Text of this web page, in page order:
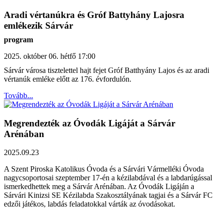
Aradi vértanúkra és Gróf Battyhány Lajosra
emlékezik Sárvár
program
2025. október 06. hétfő 17:00
Sárvár városa tisztelettel hajt fejet Gróf Batthyány Lajos és az aradi
vértanúk emléke előtt az 176. évfordulón.
Tovább...
Megrendezték az Óvodák Ligáját a Sárvár
Arénában
2025.09.23
A Szent Piroska Katolikus Óvoda és a Sárvári Vármelléki Óvoda
nagycsoportosai szeptember 17-én a kézilabdával és a labdarúgással
ismerkedhettek meg a Sárvár Arénában. Az Óvodák Ligáján a
Sárvári Kinizsi SE Kézilabda Szakosztályának tagjai és a Sárvár FC
edzői játékos, labdás feladatokkal várták az óvodásokat.